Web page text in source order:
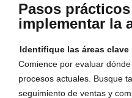
Pasos
implementar la
Identifique las áreas
Comience por evaluar
procesos actuales. Busque
seguimiento de ventas y